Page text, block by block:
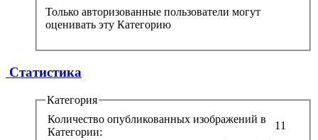
Только авторизованные пользователи могут
оценивать эту Категорию
Статистика
Категория
Количество опубликованных изображений в
Категории:
11